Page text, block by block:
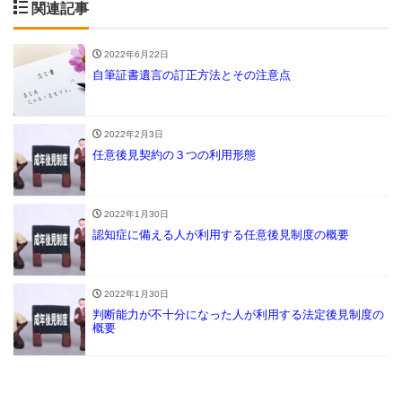
関連記事
2022年6月22日
自筆証書遺言の訂正方法とその注意点
2022年2月3日
任意後見契約の３つの利用形態
2022年1月30日
認知症に備える人が利用する任意後見制度の概要
2022年1月30日
判断能力が不十分になった人が利用する法定後見制度の
概要